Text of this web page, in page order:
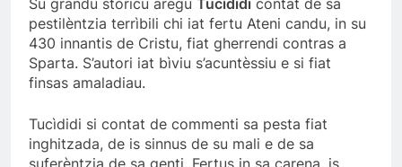
Su grandu stòricu aregu Tucìdidi contat de sa
pestilèntzia terrìbili chi iat fertu Ateni candu, in su
430 innantis de Cristu, fiat gherrendi contras a
Sparta. S’autori iat bìviu s’acuntèssiu e si fiat
finsas amaladiau.
Tucìdidi si contat de commenti sa pesta fiat
inghitzada, de is sinnus de su mali e de sa